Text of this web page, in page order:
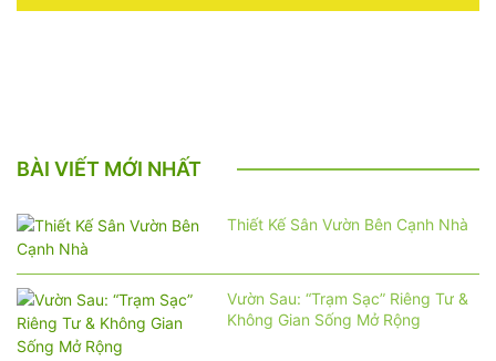
BÀI VIẾT MỚI NHẤT
Thiết Kế Sân Vườn Bên Cạnh Nhà
Vườn Sau: “Trạm Sạc” Riêng Tư &
Không Gian Sống Mở Rộng